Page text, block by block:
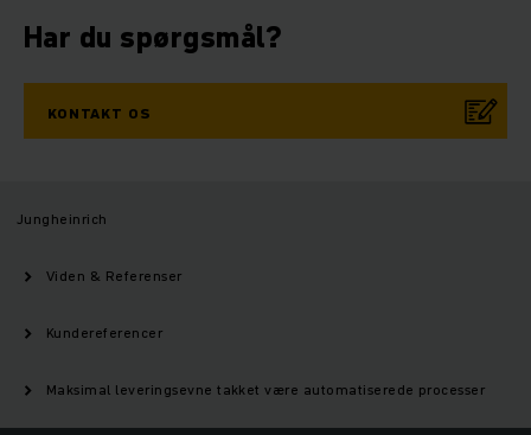
Har du spørgsmål?
KONTAKT OS
Jungheinrich
Viden & Referenser
Kundereferencer
Maksimal leveringsevne takket være automatiserede processer